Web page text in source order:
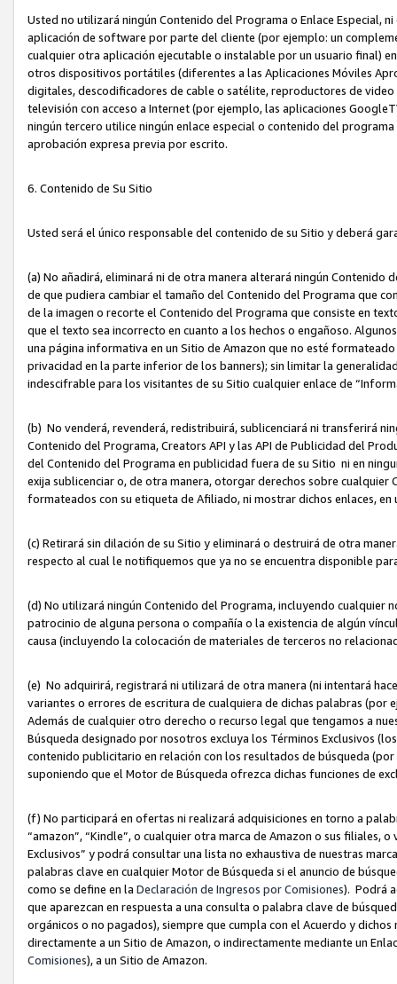
Usted no utilizará ningún Contenido del Programa o Enlace Especial,
aplicación de software por parte del cliente (por ejemplo: un
cualquier otra aplicación ejecutable o instalable por un usuario final)
otros dispositivos portátiles (diferentes a las Aplicaciones Móviles
digitales, descodificadores de cable o satélite, reproductores de
televisión con acceso a Internet (por ejemplo, las aplicaciones
ningún tercero utilice ningún enlace especial o contenido del
aprobación expresa previa por escrito.
6. Contenido de Su Sitio
Usted será el único responsable del contenido de su Sitio y deberá
(a) No añadirá, eliminará ni de otra manera alterará ningún
de que pudiera cambiar el tamaño del Contenido del Programa que
de la imagen o recorte el Contenido del Programa que consiste en
que el texto sea incorrecto en cuanto a los hechos o engañoso.
una página informativa en un Sitio de Amazon que no esté
privacidad en la parte inferior de los banners); sin limitar la
indescifrable para los visitantes de su Sitio cualquier enlace de
(b) No venderá, revenderá, redistribuirá, sublicenciará ni transferirá
Contenido del Programa, Creators API y las API de Publicidad del
del Contenido del Programa en publicidad fuera de su Sitio ni en
exija sublicenciar o, de otra manera, otorgar derechos sobre
formateados con su etiqueta de Afiliado, ni mostrar dichos enlaces,
(c) Retirará sin dilación de su Sitio y eliminará o destruirá de otra
respecto al cual le notifiquemos que ya no se encuentra disponible
(d) No utilizará ningún Contenido del Programa, incluyendo cualquier
patrocinio de alguna persona o compañía o la existencia de algún
causa (incluyendo la colocación de materiales de terceros no
(e) No adquirirá, registrará ni utilizará de otra manera (ni intentará
variantes o errores de escritura de cualquiera de dichas palabras (por
Además de cualquier otro derecho o recurso legal que tengamos a
Búsqueda designado por nosotros excluya los Términos Exclusivos
contenido publicitario en relación con los resultados de búsqueda
suponiendo que el Motor de Búsqueda ofrezca dichas funciones de
(f) No participará en ofertas ni realizará adquisiciones en torno a
“amazon”, “Kindle”, o cualquier otra marca de Amazon o sus filiales,
Exclusivos” y podrá consultar una lista no exhaustiva de nuestras
palabras clave en cualquier Motor de Búsqueda si el anuncio de
como se define en la Declaración de Ingresos por Comisiones). Podrá
que aparezcan en respuesta a una consulta o palabra clave de
orgánicos o no pagados), siempre que cumpla con el Acuerdo y
directamente a un Sitio de Amazon, o indirectamente mediante un
Comisiones), a un Sitio de Amazon.